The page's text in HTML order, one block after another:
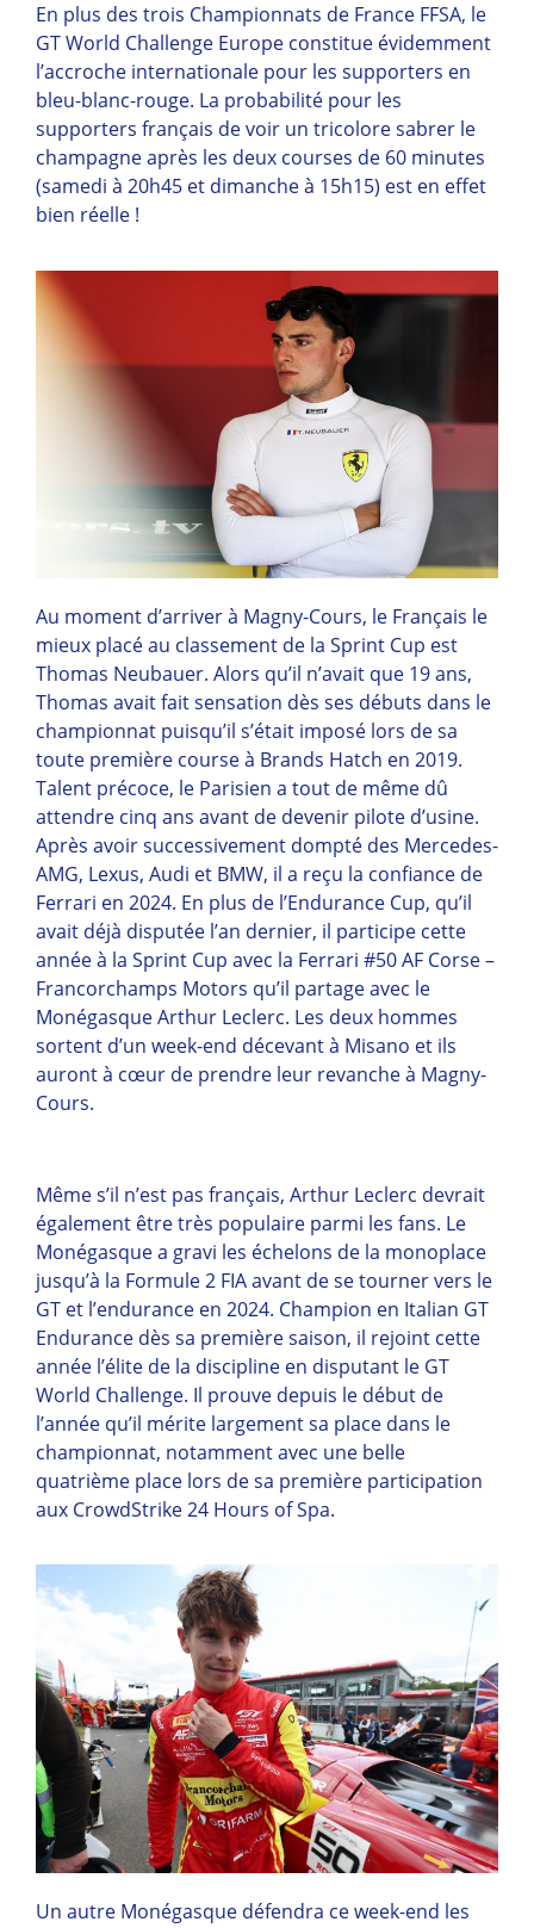
En plus des trois Championnats de France FFSA, le
GT World Challenge Europe constitue évidemment
l’accroche internationale pour les supporters en
bleu-blanc-rouge. La probabilité pour les
supporters français de voir un tricolore sabrer le
champagne après les deux courses de 60 minutes
(samedi à 20h45 et dimanche à 15h15) est en effet
bien réelle !
Au moment d’arriver à Magny-Cours, le Français le
mieux placé au classement de la Sprint Cup est
Thomas Neubauer. Alors qu’il n’avait que 19 ans,
Thomas avait fait sensation dès ses débuts dans le
championnat puisqu’il s’était imposé lors de sa
toute première course à Brands Hatch en 2019.
Talent précoce, le Parisien a tout de même dû
attendre cinq ans avant de devenir pilote d’usine.
Après avoir successivement dompté des Mercedes-
AMG, Lexus, Audi et BMW, il a reçu la confiance de
Ferrari en 2024. En plus de l’Endurance Cup, qu’il
avait déjà disputée l’an dernier, il participe cette
année à la Sprint Cup avec la Ferrari #50 AF Corse –
Francorchamps Motors qu’il partage avec le
Monégasque Arthur Leclerc. Les deux hommes
sortent d’un week-end décevant à Misano et ils
auront à cœur de prendre leur revanche à Magny-
Cours.
Même s’il n’est pas français, Arthur Leclerc devrait
également être très populaire parmi les fans. Le
Monégasque a gravi les échelons de la monoplace
jusqu’à la Formule 2 FIA avant de se tourner vers le
GT et l’endurance en 2024. Champion en Italian GT
Endurance dès sa première saison, il rejoint cette
année l’élite de la discipline en disputant le GT
World Challenge. Il prouve depuis le début de
l’année qu’il mérite largement sa place dans le
championnat, notamment avec une belle
quatrième place lors de sa première participation
aux CrowdStrike 24 Hours of Spa.
Un autre Monégasque défendra ce week-end les